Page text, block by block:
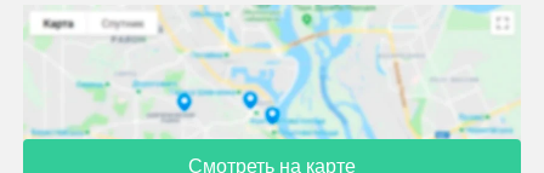
Смотреть на карте